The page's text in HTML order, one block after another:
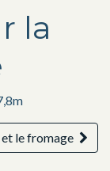
la
et le fromage